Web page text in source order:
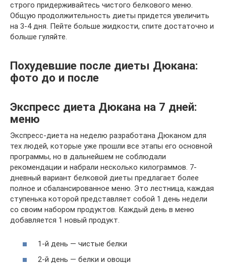
строго придерживайтесь чистого белкового меню.
Общую продолжительность диеты придется увеличить
на 3-4 дня. Пейте больше жидкости, спите достаточно и
больше гуляйте.
Похудевшие после диеты Дюкана:
фото до и после
Экспресс диета Дюкана на 7 дней:
меню
Экспресс-диета на неделю разработана Дюканом для
тех людей, которые уже прошли все этапы его основной
программы, но в дальнейшем не соблюдали
рекомендации и набрали несколько килограммов. 7-
дневный вариант белковой диеты предлагает более
полное и сбалансированное меню. Это лестница, каждая
ступенька которой представляет собой 1 день недели
со своим набором продуктов. Каждый день в меню
добавляется 1 новый продукт.
1-й день — чистые белки
2-й день — белки и овощи